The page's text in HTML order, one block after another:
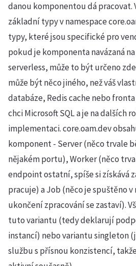
danou komponentou dá pracovat.
základní typy v namespace
typy, které jsou specifické pro
pokud je komponenta navázaná
serverless, může to být určeno
může být něco jiného, než váš
databáze, Redis cache nebo
chci Microsoft SQL a je na dalších
implementaci. core.oam.dev
komponent - Server (něco trvale
nějakém portu), Worker (něco
endpoint ostatní, spíše si získává
pracuje) a Job (něco je spuštěno v
ukončení zpracování se zastaví).
tuto variantu (tedy deklarují
instancí) nebo variantu singleton
službu s přísnou konzistencí,